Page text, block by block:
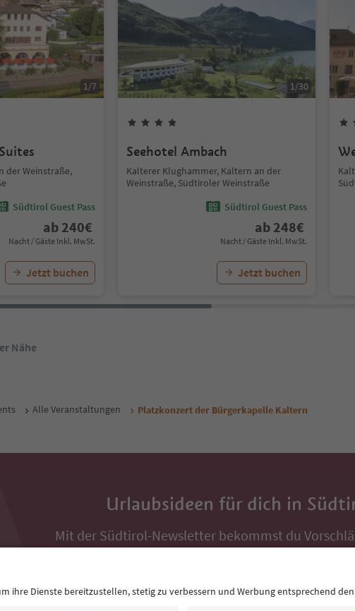
1/7
der Weinstraße,
Südtirol Guest Pass
ab 240€
Nacht / Gäste Inkl. MwSt.
Jetzt buchen
1/30
Seehotel Ambach
Kalterer Klughammer, Kaltern an der
Weinstraße, Südtiroler Weinstraße
Südtirol Guest Pass
ab 248€
Nacht / Gäste Inkl. MwSt.
Jetzt buchen
Nähe
Alle Veranstaltungen Platzkonzert der Bürgerkapelle Kaltern
Urlaubsideen für dich in
Mit der Südtirol-Newsletter bekommst du
Auszeit, Veranstaltungs-Tipps und typische